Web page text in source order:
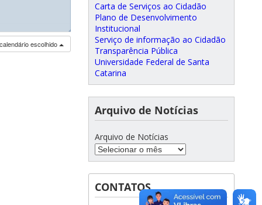
◢
escolhido
Carta de Serviços ao Cidadão
Plano de Desenvolvimento
Institucional
Serviço de informação ao Cidadão
Transparência Pública
Universidade Federal de Santa
Catarina
Arquivo de Notícias
Arquivo de Notícias
CONTATOS